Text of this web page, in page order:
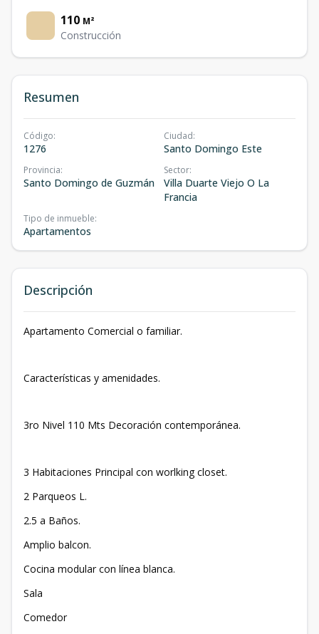
110 M²
Construcción
Resumen
Código:
1276
Ciudad:
Santo Domingo Este
Provincia:
Santo Domingo de Guzmán
Sector:
Villa Duarte Viejo O La
Francia
Tipo de inmueble:
Apartamentos
Descripción
Apartamento Comercial o familiar.
Características y amenidades.
3ro Nivel 110 Mts Decoración contemporánea.
3 Habitaciones Principal con worlking closet.
2 Parqueos L.
2.5 a Baños.
Amplio balcon.
Cocina modular con línea blanca.
Sala
Comedor